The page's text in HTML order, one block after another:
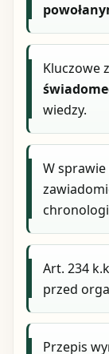
Kluczowe
wiedzy.
W
Art. 234
przed
Przepis